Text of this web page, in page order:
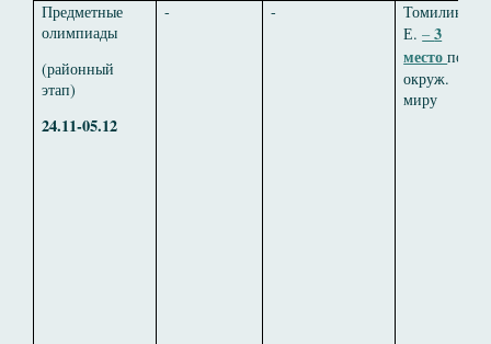
Предметные
олимпиады
(районный
этап)
24.11-05.12
- -
Томилин
Е.–3
местопо
окруж.
миру